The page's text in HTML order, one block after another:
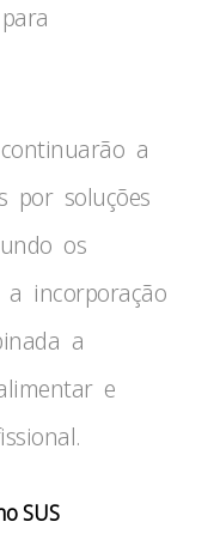
a
por soluções
os
a incorporação
a
e
SUS